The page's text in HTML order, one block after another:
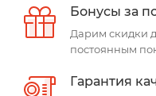
Бонусы за
Дарим скидки
постоянным
Гарантия